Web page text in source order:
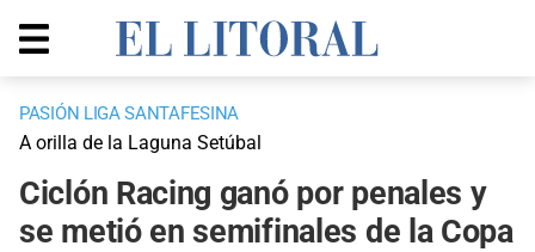
PASIÓN LIGA SANTAFESINA
A orilla de la Laguna Setúbal
Ciclón Racing ganó por penales y
se metió en semifinales de la Copa